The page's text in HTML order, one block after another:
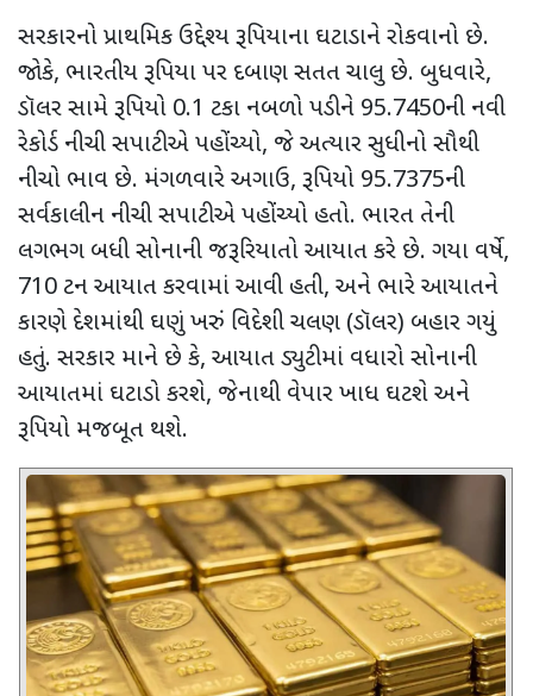
સરકારનો પ્રાથમિક ઉદ્દેશ્ય રૂપિયાના ઘટાડાને રોકવાનો છે.
જોકે, ભારતીય રૂપિયા પર દબાણ સતત ચાલુ છે. બુધવારે,
ડૉલર સામે રૂપિયો 0.1 ટકા નબળો પડીને 95.7450ની નવી
રેકોર્ડ નીચી સપાટીએ પહોંચ્યો, જે અત્યાર સુધીનો સૌથી
નીચો ભાવ છે. મંગળવારે અગાઉ, રૂપિયો 95.7375ની
સર્વકાલીન નીચી સપાટીએ પહોંચ્યો હતો. ભારત તેની
લગભગ બધી સોનાની જરૂરિયાતો આયાત કરે છે. ગયા વર્ષે,
710 ટન આયાત કરવામાં આવી હતી, અને ભારે આયાતને
કારણે દેશમાંથી ઘણું ખરું વિદેશી ચલણ (ડૉલર) બહાર ગયું
હતું. સરકાર માને છે કે, આયાત ડ્યુટીમાં વધારો સોનાની
આયાતમાં ઘટાડો કરશે, જેનાથી વેપાર ખાધ ઘટશે અને
રૂપિયો મજબૂત થશે.